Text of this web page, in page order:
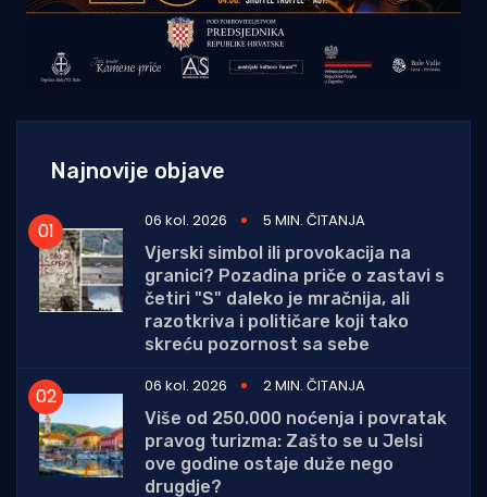
Najnovije objave
06 kol. 2026
5 MIN. ČITANJA
Vjerski simbol ili provokacija na
granici? Pozadina priče o zastavi s
četiri "S" daleko je mračnija, ali
razotkriva i političare koji tako
skreću pozornost sa sebe
06 kol. 2026
2 MIN. ČITANJA
Više od 250.000 noćenja i povratak
pravog turizma: Zašto se u Jelsi
ove godine ostaje duže nego
drugdje?